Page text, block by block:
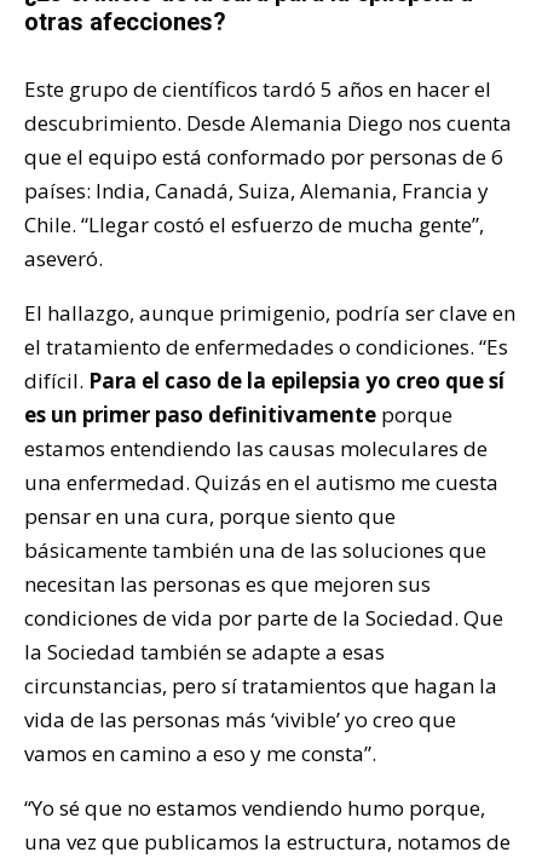
otras afecciones?
Este grupo de científicos tardó 5 años en hacer el
descubrimiento. Desde Alemania Diego nos cuenta
que el equipo está conformado por personas de 6
países: India, Canadá, Suiza, Alemania, Francia y
Chile. “Llegar costó el esfuerzo de mucha gente”,
aseveró.
El hallazgo, aunque primigenio, podría ser clave en
el tratamiento de enfermedades o condiciones. “Es
difícil. Para el caso de la epilepsia yo creo que sí
es un primer paso definitivamente porque
estamos entendiendo las causas moleculares de
una enfermedad. Quizás en el autismo me cuesta
pensar en una cura, porque siento que
básicamente también una de las soluciones que
necesitan las personas es que mejoren sus
condiciones de vida por parte de la Sociedad. Que
la Sociedad también se adapte a esas
circunstancias, pero sí tratamientos que hagan la
vida de las personas más ‘vivible’ yo creo que
vamos en camino a eso y me consta”.
“Yo sé que no estamos vendiendo humo porque,
una vez que publicamos la estructura, notamos de